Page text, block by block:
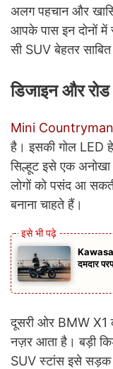
अलग पहचान और
आपके पास इन दोनों में
सी SUV बेहतर
डिजाइन और
Mini
है। इसकी गोल LED
सिल्हूट इसे एक
लोगों को पसंद आ
बनाना चाहते हैं।
दमदार
दूसरी ओर BMW X1
नज़र आता है। बड़ी
SUV स्टांस इसे सड़क